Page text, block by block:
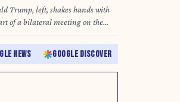
Trump, left, shakes hands with
of a bilateral meeting on the
October 26, 2025, in
Planet Pix via ZUMA Press
NEWS GOOGLE DISCOVER